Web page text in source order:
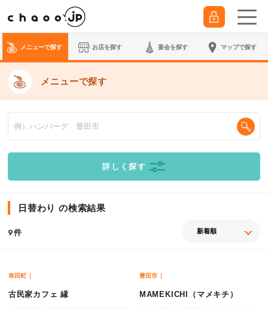
メニューで探す お店を探す 宴会を探す マップで探す
メニューで探す
詳しく探す
日替わり の検索結果
9件
幸田町
古民家カフェ 縁
豊田市
MAMEKICHI（マメキチ）